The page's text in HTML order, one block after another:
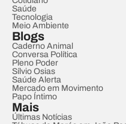
Saúde
Tecnologia
Meio Ambiente
Blogs
Caderno Animal
Conversa Política
Pleno Poder
Sílvio Osias
Saúde Alerta
Mercado em Movimento
Papo Íntimo
Mais
Últimas Notícias